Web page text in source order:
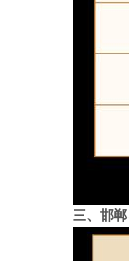
三、邯